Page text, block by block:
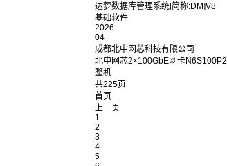
达梦数据库管理系统[简称:DM]V8
基础软件
2026
04
成都北中网芯科技有限公司
北中网芯2×100GbE网卡N6S100P2
整机
共225页
首页
上一页
1
2
3
4
5